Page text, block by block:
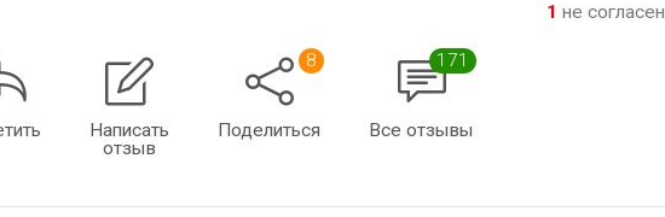
1 не согласен
Написать
отзыв
8
Поделиться
171
Все отзывы